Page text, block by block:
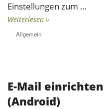
Einstellungen zum …
Weiterlesen »
Allgemein
E-Mail
(Android)